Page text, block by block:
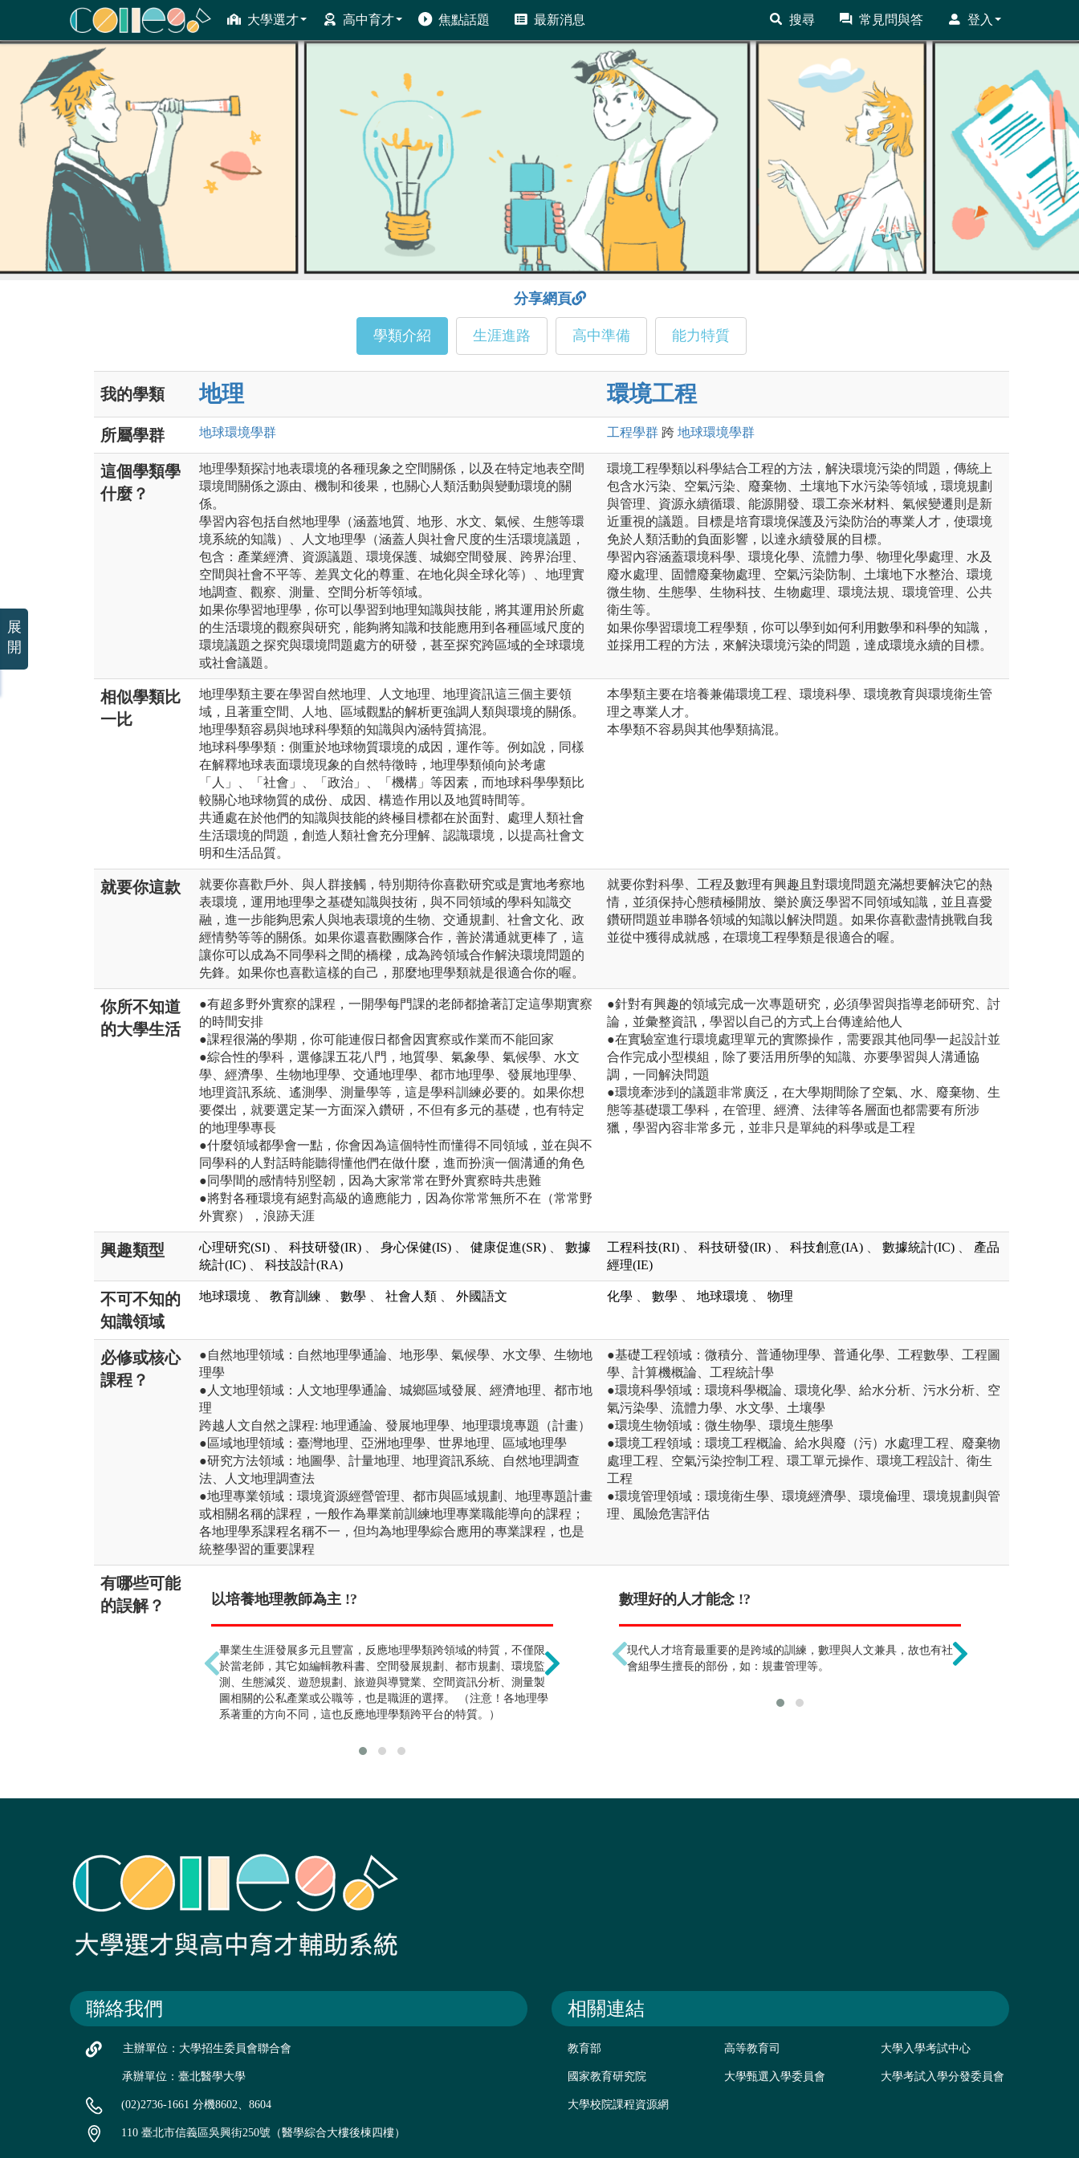
大學選才 高中育才 焦點話題 最新消息 搜尋 常見問與答 登入
ColleGo! 大學選才與高中育才輔助系統
分享網頁
學類介紹 生涯進路 高中準備 能力特質
我的學類 地理 環境工程
所屬學群 地球環境學群 工程學群 跨 地球環境學群
這個學類學
什麼？
地理學類探討地表環境的各種現象之空間關係，以及在特定地表空間
環境間關係之源由、機制和後果，也關心人類活動與變動環境的關
係。
學習內容包括自然地理學（涵蓋地質、地形、水文、氣候、生態等環
境系統的知識）、人文地理學（涵蓋人與社會尺度的生活環境議題，
包含：產業經濟、資源議題、環境保護、城鄉空間發展、跨界治理、
空間與社會不平等、差異文化的尊重、在地化與全球化等）、地理實
地調查、觀察、測量、空間分析等領域。
如果你學習地理學，你可以學習到地理知識與技能，將其運用於所處
的生活環境的觀察與研究，能夠將知識和技能應用到各種區域尺度的
環境議題之探究與環境問題處方的研發，甚至探究跨區域的全球環境
或社會議題。
環境工程學類以科學結合工程的方法，解決環境污染的問題，傳統上
包含水污染、空氣污染、廢棄物、土壤地下水污染等領域，環境規劃
與管理、資源永續循環、能源開發、環工奈米材料、氣候變遷則是新
近重視的議題。目標是培育環境保護及污染防治的專業人才，使環境
免於人類活動的負面影響，以達永續發展的目標。
學習內容涵蓋環境科學、環境化學、流體力學、物理化學處理、水及
廢水處理、固體廢棄物處理、空氣污染防制、土壤地下水整治、環境
微生物、生態學、生物科技、生物處理、環境法規、環境管理、公共
衛生等。
如果你學習環境工程學類，你可以學到如何利用數學和科學的知識，
並採用工程的方法，來解決環境污染的問題，達成環境永續的目標。
相似學類比
一比
地理學類主要在學習自然地理、人文地理、地理資訊這三個主要領
域，且著重空間、人地、區域觀點的解析更強調人類與環境的關係。
地理學類容易與地球科學類的知識與內涵特質搞混。
地球科學學類：側重於地球物質環境的成因，運作等。例如說，同樣
在解釋地球表面環境現象的自然特徵時，地理學類傾向於考慮
「人」、「社會」、「政治」、「機構」等因素，而地球科學學類比
較關心地球物質的成份、成因、構造作用以及地質時間等。
共通處在於他們的知識與技能的終極目標都在於面對、處理人類社會
生活環境的問題，創造人類社會充分理解、認識環境，以提高社會文
明和生活品質。
本學類主要在培養兼備環境工程、環境科學、環境教育與環境衛生管
理之專業人才。
本學類不容易與其他學類搞混。
就要你這款
就要你喜歡戶外、與人群接觸，特別期待你喜歡研究或是實地考察地
表環境，運用地理學之基礎知識與技術，與不同領域的學科知識交
融，進一步能夠思索人與地表環境的生物、交通規劃、社會文化、政
經情勢等等的關係。如果你還喜歡團隊合作，善於溝通就更棒了，這
讓你可以成為不同學科之間的橋樑，成為跨領域合作解決環境問題的
先鋒。如果你也喜歡這樣的自己，那麼地理學類就是很適合你的喔。
就要你對科學、工程及數理有興趣且對環境問題充滿想要解決它的熱
情，並須保持心態積極開放、樂於廣泛學習不同領域知識，並且喜愛
鑽研問題並串聯各領域的知識以解決問題。如果你喜歡盡情挑戰自我
並從中獲得成就感，在環境工程學類是很適合的喔。
你所不知道
的大學生活
●有超多野外實察的課程，一開學每門課的老師都搶著訂定這學期實察
的時間安排
●課程很滿的學期，你可能連假日都會因實察或作業而不能回家
●綜合性的學科，選修課五花八門，地質學、氣象學、氣候學、水文
學、經濟學、生物地理學、交通地理學、都市地理學、發展地理學、
地理資訊系統、遙測學、測量學等，這是學科訓練必要的。如果你想
要傑出，就要選定某一方面深入鑽研，不但有多元的基礎，也有特定
的地理學專長
●什麼領域都學會一點，你會因為這個特性而懂得不同領域，並在與不
同學科的人對話時能聽得懂他們在做什麼，進而扮演一個溝通的角色
●同學間的感情特別堅韌，因為大家常常在野外實察時共患難
●將對各種環境有絕對高級的適應能力，因為你常常無所不在（常常野
外實察），浪跡天涯
●針對有興趣的領域完成一次專題研究，必須學習與指導老師研究、討
論，並彙整資訊，學習以自己的方式上台傳達給他人
●在實驗室進行環境處理單元的實際操作，需要跟其他同學一起設計並
合作完成小型模組，除了要活用所學的知識、亦要學習與人溝通協
調，一同解決問題
●環境牽涉到的議題非常廣泛，在大學期間除了空氣、水、廢棄物、生
態等基礎環工學科，在管理、經濟、法律等各層面也都需要有所涉
獵，學習內容非常多元，並非只是單純的科學或是工程
興趣類型 心理研究(SI) 科技研發(IR) 身心保健(IS) 健康促進(SR)
數據
統計(IC)
科技設計(RA)
工程科技(RI) 科技研發(IR) 科技創意(IA) 數據統計(IC)
產品
經理(IE)
不可不知的
知識領域
地球環境 教育訓練 數學 社會人類 外國語文 化學 數學 地球環境 物理
必修或核心
課程？
●自然地理領域：自然地理學通論、地形學、氣候學、水文學、生物地
理學
●人文地理領域：人文地理學通論、城鄉區域發展、經濟地理、都市地
理
跨越人文自然之課程: 地理通論、發展地理學、地理環境專題（計畫）
●區域地理領域：臺灣地理、亞洲地理學、世界地理、區域地理學
●研究方法領域：地圖學、計量地理、地理資訊系統、自然地理調查
法、人文地理調查法
●地理專業領域：環境資源經營管理、都市與區域規劃、地理專題計畫
或相關名稱的課程，一般作為畢業前訓練地理專業職能導向的課程；
各地理學系課程名稱不一，但均為地理學綜合應用的專業課程，也是
統整學習的重要課程
●基礎工程領域：微積分、普通物理學、普通化學、工程數學、工程圖
學、計算機概論、工程統計學
●環境科學領域：環境科學概論、環境化學、給水分析、污水分析、空
氣污染學、流體力學、水文學、土壤學
●環境生物領域：微生物學、環境生態學
●環境工程領域：環境工程概論、給水與廢（污）水處理工程、廢棄物
處理工程、空氣污染控制工程、環工單元操作、環境工程設計、衛生
工程
●環境管理領域：環境衛生學、環境經濟學、環境倫理、環境規劃與管
理、風險危害評估
有哪些可能
的誤解？
以培養地理教師為主 !?
畢業生生涯發展多元且豐富，反應地理學類跨領域的特質，不僅限
於當老師，其它如編輯教科書、空間發展規劃、都市規劃、環境監
測、生態減災、遊憩規劃、旅遊與導覽業、空間資訊分析、測量製
圖相關的公私產業或公職等，也是職涯的選擇。 （注意！各地理學
系著重的方向不同，這也反應地理學類跨平台的特質。）
地理就是靠背誦 !?
地理學的學習，在高中階段因為考試之壓力，的確給人一種「背多
分」的感覺，大學中的地理學學習則是在高中所學的地理知識之
習；不但注重實作與實察、更深化地理學科跨領域導向的知識的探
文組、理組要看是哪所
和程式設計是必修課，
數理好的人才能念 !?
現代人才培育最重要的是跨域的訓練，數理與人文兼具，故也有社
會組學生擅長的部份，如：規畫管理等。
聯絡我們
主辦單位：大學招生委員會聯合會
承辦單位：臺北醫學大學
(02)2736-1661 分機8602、8604
110 臺北市信義區吳興街250號（醫學綜合大樓後棟四樓）
相關連結
教育部 高等教育司 大學入學考試中心
國家教育研究院 大學甄選入學委員會 大學考試入學分發委員會
大學校院課程資源網
展
開